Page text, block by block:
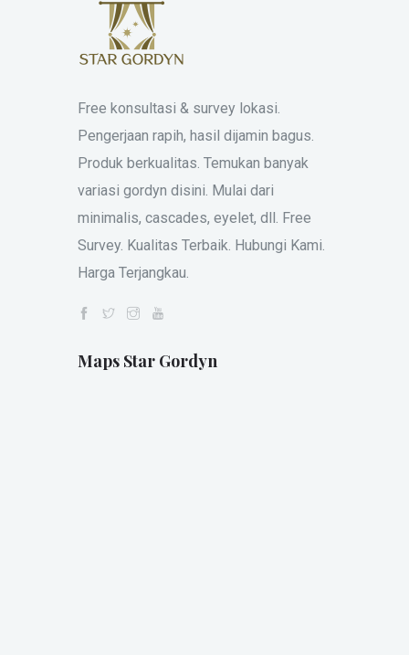
Free konsultasi & survey lokasi.
Pengerjaan rapih, hasil dijamin bagus.
Produk berkualitas. Temukan banyak
variasi gordyn disini. Mulai dari
minimalis, cascades, eyelet, dll. Free
Survey. Kualitas Terbaik. Hubungi Kami.
Harga Terjangkau.
Maps Star Gordyn